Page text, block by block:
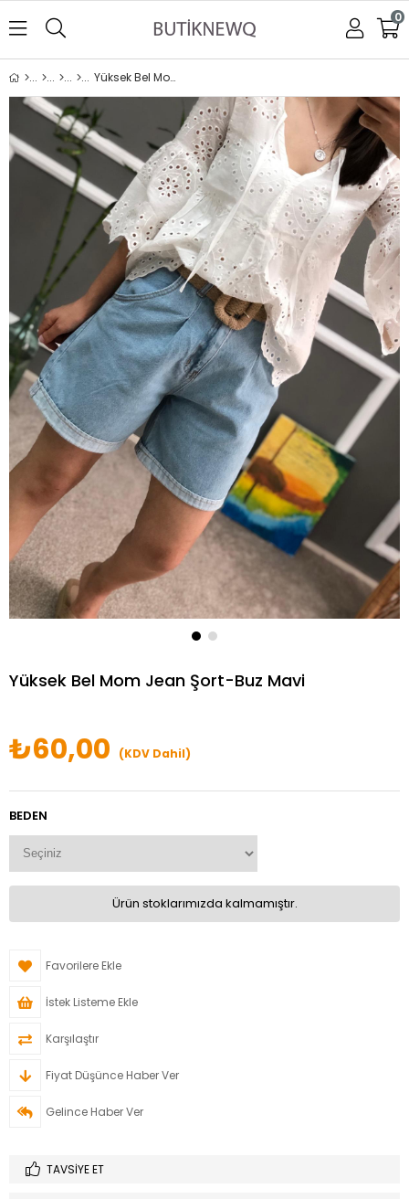
0
Yüksek Bel Mom Jean Şort-Buz Mavi
Yüksek Bel Mom Jean Şort-Buz Mavi
₺60,00 (KDV Dahil)
BEDEN
Ürün stoklarımızda kalmamıştır.
Favorilere Ekle
İstek Listeme Ekle
Karşılaştır
Fiyat Düşünce Haber Ver
Gelince Haber Ver
TAVSIYE ET